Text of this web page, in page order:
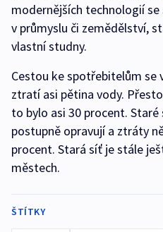
modernějších technologií
v průmyslu či zemědělství,
vlastní studny.
Cestou ke spotřebitelům
ztratí asi pětina vody.
to bylo asi 30 procent.
postupně opravují a ztráty
procent. Stará síť je stále
městech.
ŠTÍTKY